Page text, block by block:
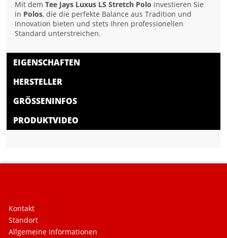
Mit demTee Jays Luxus LS Stretch Polo investieren Sie
in Polos, die die perfekte Balance aus Tradition und
Innovation bieten und stets Ihren professionellen
Standard unterstreichen.
EIGENSCHAFTEN
HERSTELLER
GRÖSSENINFOS
PRODUKTVIDEO
Kontakt
Standort
Allgemeine Informationen